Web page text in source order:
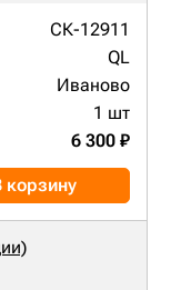
СК-12911
QL
Иваново
1 шт
6 300 ₽
корзину